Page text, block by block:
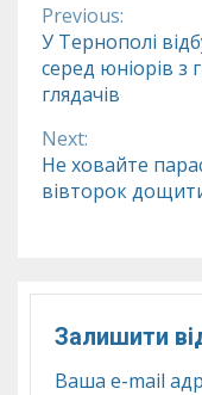
Continue
Reading
Previous:
У Тернополі
серед юніорів з
глядачів
Next:
Не ховайте
вівторок
Залишити
Ваша e-mail